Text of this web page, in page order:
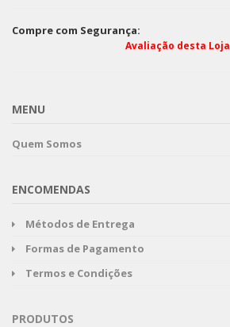
Compre com Segurança:
Avaliação desta Loja
MENU
Quem Somos
ENCOMENDAS
Métodos de Entrega
Formas de Pagamento
Termos e Condições
PRODUTOS